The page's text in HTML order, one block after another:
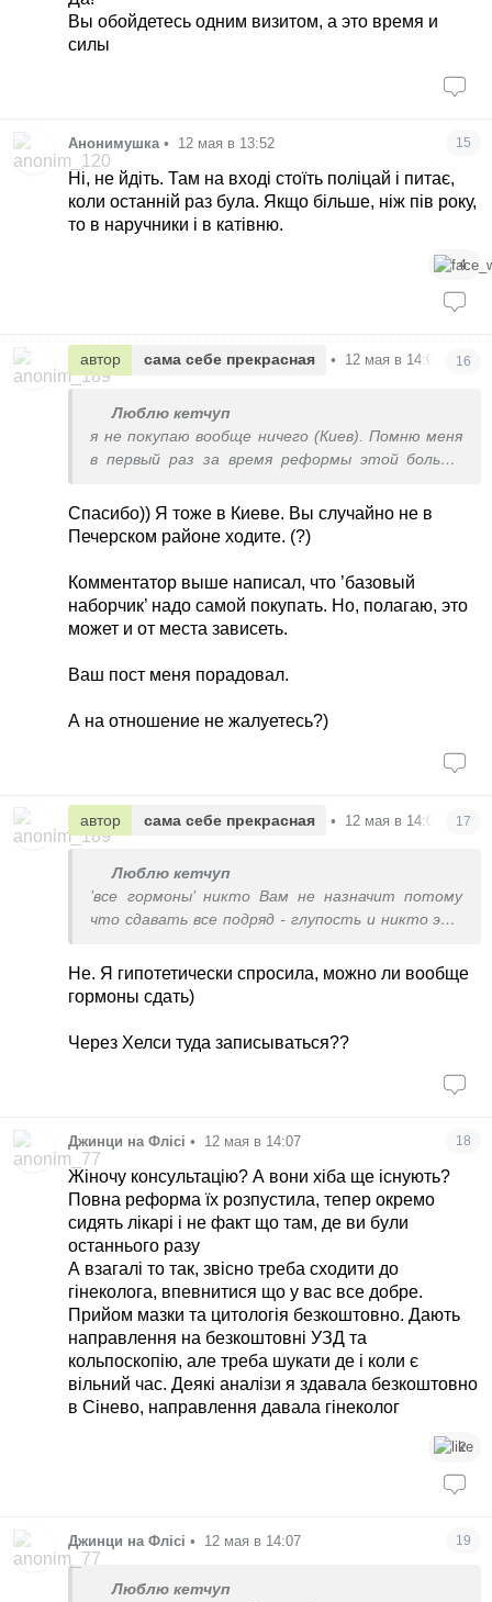
Вы обойдетесь одним визитом, а это время и
силы
Анонимушка • 12 мая в 13:52 15
Ні, не йдіть. Там на вході стоїть поліцай і питає,
коли останній раз була. Якщо більше, ніж пів року,
то в наручники і в катівню.
4
автор сама себе прекрасная • 12 мая в 14:02 16
Люблю кетчуп
я не покупаю вообще ничего (Киев). Помню меня
в первый раз за время реформы этой больше
узи в поликлинике - типа вытирайся сколько
хочешь)))) мое советское детство было в шоке.
Анализы, которые не делает поликлиника,
делают за счет государства Синево и CSD -
электронное направление дает врач в
поликлинике. Но там очередь 20-30 дней, если
Спасибо)) Я тоже в Киеве. Вы случайно не в
Печерском районе ходите. (?)
Комментатор выше написал, что ’базовый
наборчик’ надо самой покупать. Но, полагаю, это
может и от места зависеть.
Ваш пост меня порадовал.
А на отношение не жалуетесь?)
автор сама себе прекрасная • 12 мая в 14:04 17
Люблю кетчуп
’все гормоны’ никто Вам не назначит потому
что сдавать все подряд - глупость и никто это
направление на нужные пункты, а дальше сами
решайте бесплатно с ожиданием иди платно,
мне дала вообще семейная, это базовый
А если зачем-то охота сдать всё и сразу, то
Не. Я гипотетически спросила, можно ли вообще
гормоны сдать)
Через Хелси туда записываться??
Джинци на Флісі • 12 мая в 14:07 18
Жіночу консультацію? А вони хіба ще існують?
Повна реформа їх розпустила, тепер окремо
сидять лікарі і не факт що там, де ви були
останнього разу
А взагалі то так, звісно треба сходити до
гінеколога, впевнитися що у вас все добре.
Прийом мазки та цитологія безкоштовно. Дають
направлення на безкоштовні УЗД та
кольпоскопію, але треба шукати де і коли є
вільний час. Деякі аналізи я здавала безкоштовно
в Сінево, направлення давала гінеколог
2
Джинци на Флісі • 12 мая в 14:07 19
Люблю кетчуп